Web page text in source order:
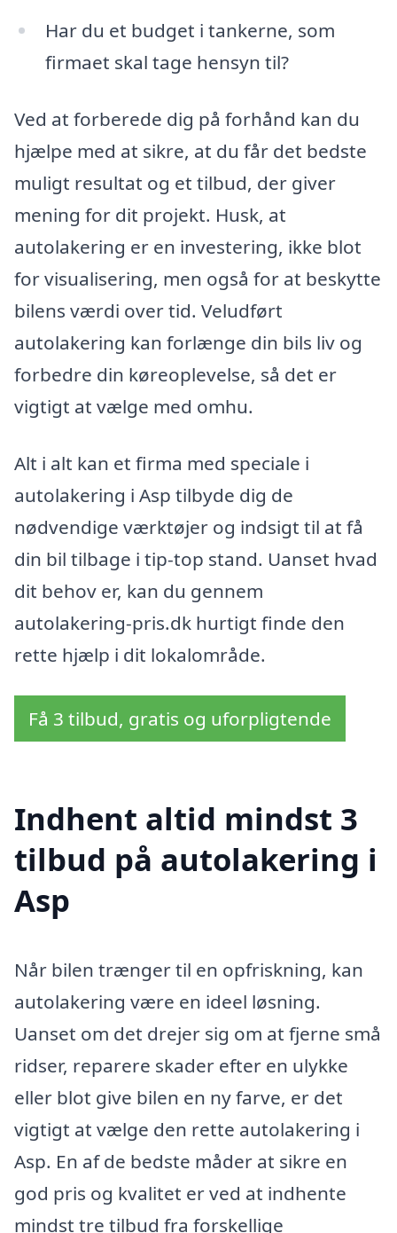
Har du et budget i tankerne, som
firmaet skal tage hensyn til?
Ved at forberede dig på forhånd kan du
hjælpe med at sikre, at du får det bedste
muligt resultat og et tilbud, der giver
mening for dit projekt. Husk, at
autolakering er en investering, ikke blot
for visualisering, men også for at beskytte
bilens værdi over tid. Veludført
autolakering kan forlænge din bils liv og
forbedre din køreoplevelse, så det er
vigtigt at vælge med omhu.
Alt i alt kan et firma med speciale i
autolakering i Asp tilbyde dig de
nødvendige værktøjer og indsigt til at få
din bil tilbage i tip-top stand. Uanset hvad
dit behov er, kan du gennem
autolakering-pris.dk hurtigt finde den
rette hjælp i dit lokalområde.
Få 3 tilbud, gratis og uforpligtende
Indhent altid mindst 3
tilbud på autolakering i
Asp
Når bilen trænger til en opfriskning, kan
autolakering være en ideel løsning.
Uanset om det drejer sig om at fjerne små
ridser, reparere skader efter en ulykke
eller blot give bilen en ny farve, er det
vigtigt at vælge den rette autolakering i
Asp. En af de bedste måder at sikre en
god pris og kvalitet er ved at indhente
mindst tre tilbud fra forskellige